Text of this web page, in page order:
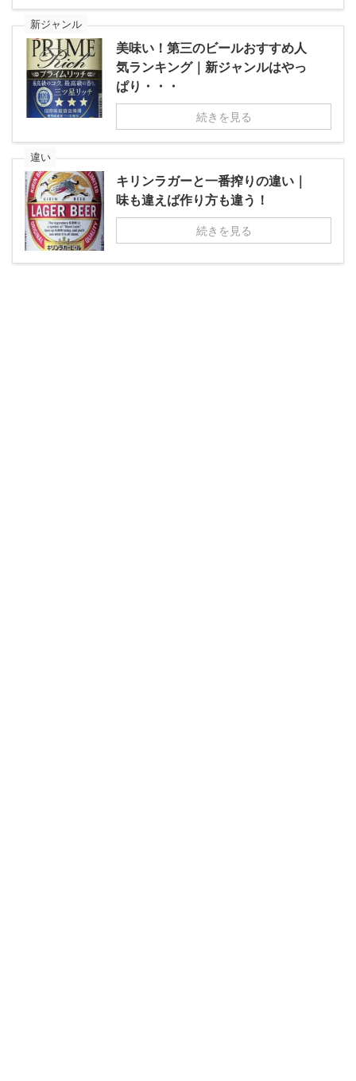
新ジャンル
美味い！第三のビールおすすめ人
気ランキング｜新ジャンルはやっ
ぱり・・・
続きを見る
違い
キリンラガーと一番搾りの違い｜
味も違えば作り方も違う！
続きを見る